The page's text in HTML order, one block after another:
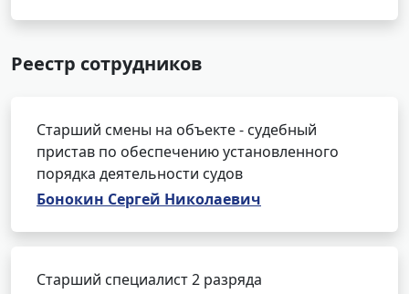
Реестр сотрудников
Старший смены на объекте - судебный
пристав по обеспечению установленного
порядка деятельности судов
Бонокин Сергей Николаевич
Старший специалист 2 разряда